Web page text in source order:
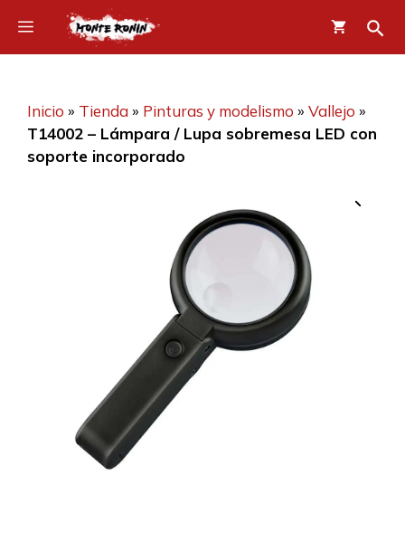
contenido
Menú
Inicio » Tienda» Pinturas y modelismo » Vallejo »
T14002 – Lámpara / Lupa sobremesa LED con
soporte incorporado